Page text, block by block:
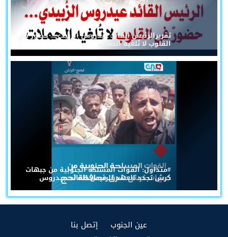
تقريرالرئيس القائد عيدروس الزُبيدي... حضورٌ في
القلوب لا تُلغيه الحملات
#متداول: القوات المسلحة الجنوبية من جبهات
كرش تجدد العهد للرئيس القائد عيدروس
عين الجنوب إتصل بنا